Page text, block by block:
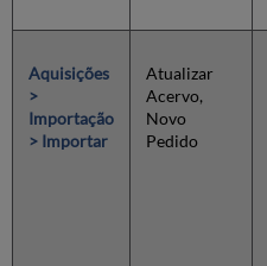
Atribuição
Coleção
Criar/Editar
um
Perfil
Aquisições
>
Importação
> Importar
Atualizar
Acervo,
Novo
Pedido